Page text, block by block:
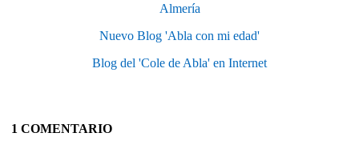
Almería
Nuevo Blog 'Abla con mi edad'
Blog del 'Cole de Abla' en Internet
1 COMENTARIO